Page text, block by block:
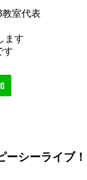
室代表
す
ーシーライブ！